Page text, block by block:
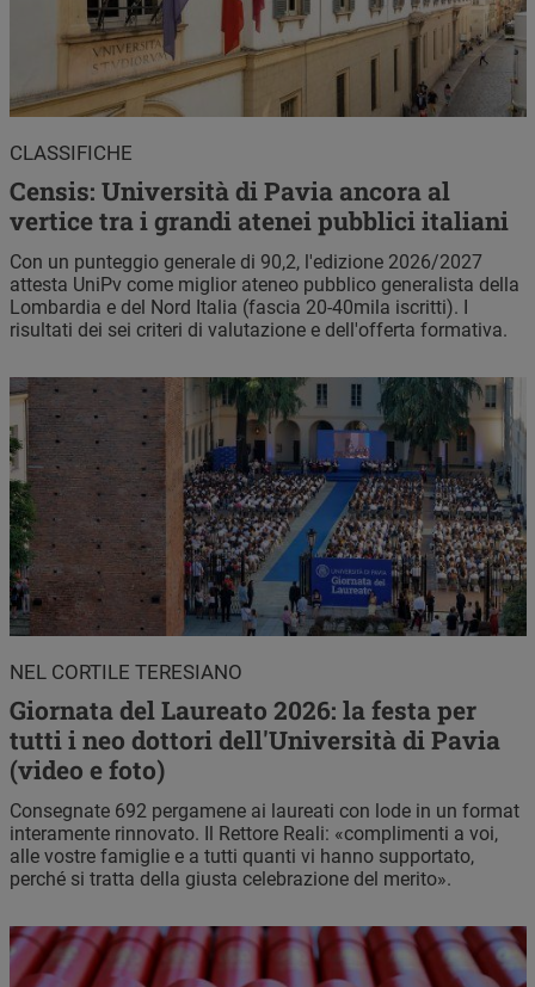
CLASSIFICHE
Censis: Università di Pavia ancora al
vertice tra i grandi atenei pubblici italiani
Con un punteggio generale di 90,2, l'edizione 2026/2027
attesta UniPv come miglior ateneo pubblico generalista della
Lombardia e del Nord Italia (fascia 20-40mila iscritti). I
risultati dei sei criteri di valutazione e dell'offerta formativa.
Immagine
NEL CORTILE TERESIANO
Giornata del Laureato 2026: la festa per
tutti i neo dottori dell'Università di Pavia
(video e foto)
Consegnate 692 pergamene ai laureati con lode in un format
interamente rinnovato. Il Rettore Reali: «complimenti a voi,
alle vostre famiglie e a tutti quanti vi hanno supportato,
perché si tratta della giusta celebrazione del merito».
Immagine